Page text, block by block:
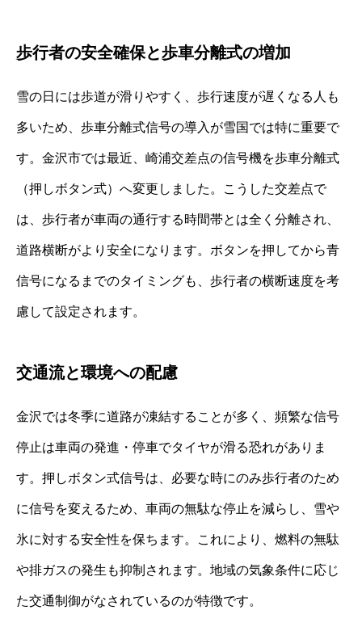
歩行者の安全確保と歩車分離式の増加
雪の日には歩道が滑りやすく、歩行速度が遅くなる人も
多いため、歩車分離式信号の導入が雪国では特に重要で
す。金沢市では最近、崎浦交差点の信号機を歩車分離式
（押しボタン式）へ変更しました。こうした交差点で
は、歩行者が車両の通行する時間帯とは全く分離され、
道路横断がより安全になります。ボタンを押してから青
信号になるまでのタイミングも、歩行者の横断速度を考
慮して設定されます。
交通流と環境への配慮
金沢では冬季に道路が凍結することが多く、頻繁な信号
停止は車両の発進・停車でタイヤが滑る恐れがありま
す。押しボタン式信号は、必要な時にのみ歩行者のため
に信号を変えるため、車両の無駄な停止を減らし、雪や
氷に対する安全性を保ちます。これにより、燃料の無駄
や排ガスの発生も抑制されます。地域の気象条件に応じ
た交通制御がなされているのが特徴です。